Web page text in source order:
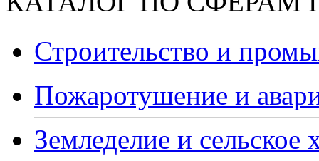
Строительство и
Пожаротушение и
Земледелие и сельское